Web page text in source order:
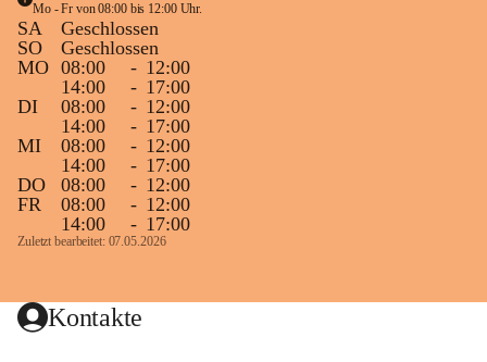
Mo - Fr von 08:00 bis 12:00 Uhr.
SA
Geschlossen
SO
Geschlossen
MO 08:00 - 12:00
14:00
- 17:00
DI
08:00 - 12:00
14:00
- 17:00
MI
08:00 - 12:00
14:00
- 17:00
DO
08:00 - 12:00
FR
08:00 - 12:00
14:00
- 17:00
Zuletzt bearbeitet: 07.05.2026
Kontakte